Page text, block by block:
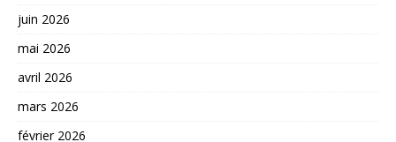
juin 2026
mai 2026
avril 2026
mars 2026
février 2026